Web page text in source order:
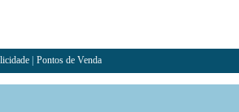
Pontos de Venda